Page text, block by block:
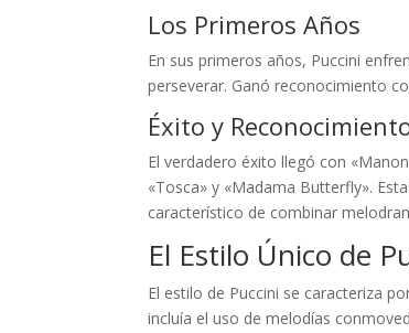
Los Primeros Años
En sus primeros años, Puccini
perseverar. Ganó reconocimiento
Éxito y
El verdadero éxito llegó con
«Tosca» y «Madama Butterfly».
característico de combinar
El Estilo Único de
El estilo de Puccini se caracteriza
incluía el uso de melodías